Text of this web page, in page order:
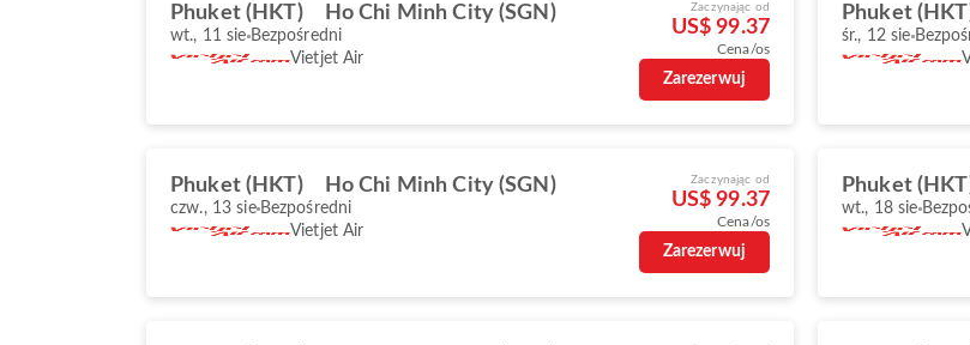
Phuket (HKT) Ho Chi Minh City (SGN)
wt., 11 sie Bezpośredni
Vietjet Air
Zaczynając od
US$ 99.37
Cena/os
Zarezerwuj
Phuket
śr., 12 sie
Phuket (HKT) Ho Chi Minh City (SGN)
czw., 13 sie Bezpośredni
Vietjet Air
Zaczynając od
US$ 99.37
Cena/os
Zarezerwuj
Phuket
wt., 18 sie